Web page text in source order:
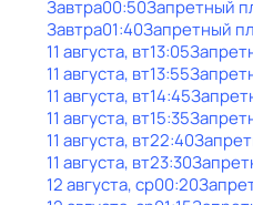
Завтра00:50Запретный
Завтра01:40Запретный
11 августа, вт13:05
11 августа, вт13:55
11 августа, вт14:45
11 августа, вт15:35
11 августа, вт22:40
11 августа, вт23:30
12 августа, ср00:20